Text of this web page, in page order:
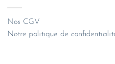
Nos CGV
Notre politique de